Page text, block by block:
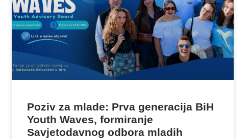
Poziv za mlade: Prva generacija BiH
Youth Waves, formiranje
Savjetodavnog odbora mladih